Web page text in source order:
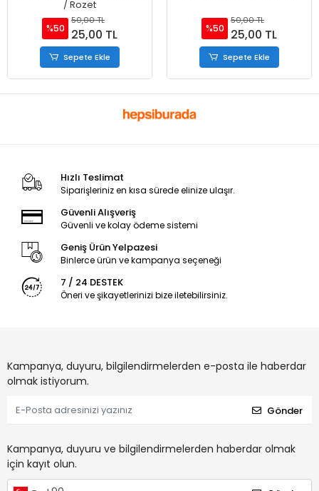
/ Rozet
%50
50,00 TL
25,00 TL
Sepete Ekle
%50
50,00 TL
25,00 TL
Sepete Ekle
Hızlı Teslimat
Siparişleriniz en kısa sürede elinize ulaşır.
Güvenli Alışveriş
Güvenli ve kolay ödeme sistemi
Geniş Ürün Yelpazesi
Binlerce ürün ve kampanya seçeneği
7 / 24 DESTEK
Öneri ve şikayetlerinizi bize iletebilirsiniz.
Kampanya, duyuru, bilgilendirmelerden e-posta ile haberdar
olmak istiyorum.
Gönder
Kampanya, duyuru ve bilgilendirmelerden haberdar olmak
için kayıt olun.